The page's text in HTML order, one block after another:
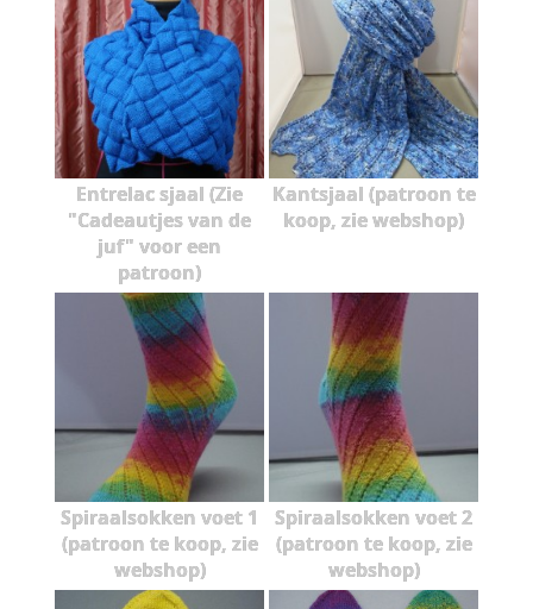
Entrelac sjaal (Zie
"Cadeautjes van de
juf" voor een
patroon)
Kantsjaal (patroon te
koop, zie webshop)
Spiraalsokken voet 1
(patroon te koop, zie
webshop)
Spiraalsokken voet 2
(patroon te koop, zie
webshop)